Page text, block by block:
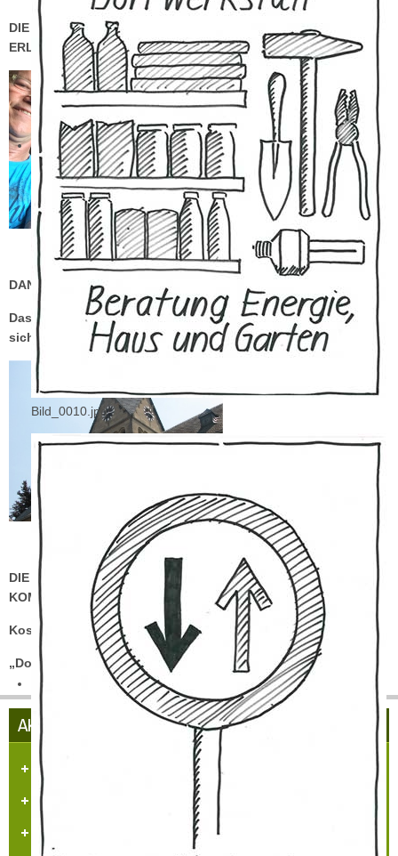
Bild_0010.jpg
DIE BEFESTIGUNG DER ZIFFER „7“ WIRD GLEICH MIT
ERLEDIGT.
DANKE AN DAS KIRCHTURMUHRENTEAM !!!
Das Ergebnis der Aktivitäten der „Dorf - Gemeinschaft“ kann
sich sehen lassen!
DIE KIRCHTURMUHR VON „ST. SEBASTIANUS“ IST WIEDER
KOMPLETT !!!
Kosten: KEINE
„Dorf - Gemeinschaft - Hülchrath“ / Juli 2015
AKTUELLES AUS HÜLCHRATH
Herzlich Willkommen in Hülchrath
Führungen in der Schloss-Stadt-Hülchrath
Mängelmelder der Stadt GV